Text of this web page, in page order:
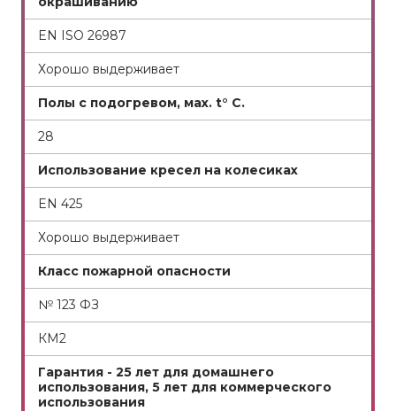
EN ISO 26987
Хорошо выдерживает
Полы с подогревом, мах. t° C.
28
Использование кресел на колесиках
EN 425
Хорошо выдерживает
Класс пожарной опасности
№ 123 ФЗ
КМ2
Гарантия - 25 лет для домашнего
использования, 5 лет для коммерческого
использования